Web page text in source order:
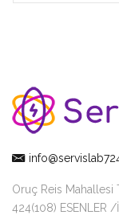
Oruç Reis Mahallesi
424(108) ESENLER /